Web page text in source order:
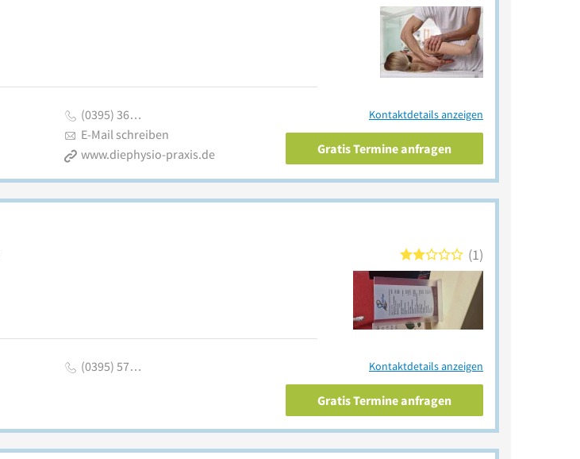
(0395) 36…
E-Mail schreiben
www.diephysio-praxis.de
Kontaktdetails anzeigen
Gratis Termine anfragen
1
(0395) 57… Kontaktdetails anzeigen
Gratis Termine anfragen